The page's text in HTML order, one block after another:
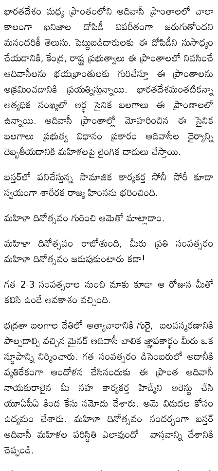
భారతదేశం మధ్య ప్రాంతంలోని ఆదివాసీ ప్రాంతాలలో చాలా
కాలంగా ఖనిజాల దోపిడీ విపరీతంగా జరుగుతోందని
మనందరికీ తెలుసు. పెట్టుబడిదారులకు ఈ దోపిడీని సుసాధ్యం
చేయడానికి, కేంద్ర, రాష్ట్ర ప్రభుత్వాలు ఈ ప్రాంతాలలో నివసించే
ఆదివాసీలను భయభ్రాంతులకు గురిచేస్తూ ఈ ప్రాంతాలను
ఆక్రమించడానికి ప్రయత్నిస్తున్నాయి. భారతదేశమంతటికన్నా
అత్యధిక సంఖ్యలో అర్ధ సైనిక బలగాలు ఈ ప్రాంతాలలో
ఉన్నాయి. ఆదివాసీ ప్రాంతాల్లో మోహరించిన ఈ సైనిక
బలగాలు ప్రభుత్వ విధానం ప్రకారం ఆదివాసీల ధైర్యాన్ని
దెబ్బతీయడానికి మహిళలపై లైంగిక దాడులు చేస్తాయి.
బస్తర్‌లో పనిచేస్తున్న సామాజిక కార్యకర్త సోనీ సోరీ కూడా
స్వయంగా శారీరక రాజ్య హింసను భరించింది.
మహిళా దినోత్సవం గురించి ఆమెతో మాట్లాడాం.
మహిళా దినోత్సవం రాబోతుంది, మీరు ప్రతి సంవత్సరం
మహిళా దినోత్సవం జరుపుకుంటారు కదా!
గత 2-3 సంవత్సరాల నుంచి మాకు కూడా ఆ రోజున మీతో
కలిసి ఉండే అవకాశం వచ్చింది.
భద్రతా బలగాల చేతిలో అత్యాచారానికి గురై, బలవన్మరణానికి
పాల్పడాల్సి వచ్చిన మైనర్ ఆదివాసీ బాలిక జ్ఞాపకార్థం మీరు ఒక
స్థూపాన్ని నిర్మించారు. గత సంవత్సరం డిసెంబరులో అదానీకి
వ్యతిరేకంగా ఆందోళన చేసినందుకు ఈ ప్రాంత ఆదివాసీ
నాయకురాలైన మీ సహ కార్యకర్త హిడ్మేని అరెస్టు చేసి
యూఏపీఏ కింద కేసు నమోదు చేశారు. ఆమె విడుదల కోసం
ఉద్యమం చేశారు. మహిళా దినోత్సవం సందర్భంగా బస్తర్
ఆదివాసీ మహిళల పరిస్థితి ఎలావుందో వాస్తవాన్ని దేశానికి
చెప్పండి.